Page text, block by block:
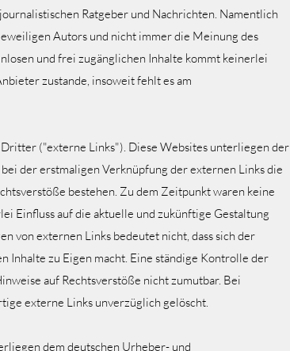
Ratgeber und Nachrichten. Namentlich
Autors und nicht immer die Meinung des
und frei zugänglichen Inhalte kommt keinerlei
zustande, insoweit fehlt es am
("externe Links"). Diese Websites unterliegen der
der erstmaligen Verknüpfung der externen Links die
bestehen. Zu dem Zeitpunkt waren keine
Einfluss auf die aktuelle und zukünftige Gestaltung
von externen Links bedeutet nicht, dass sich der
Inhalte zu Eigen macht. Eine ständige Kontrolle der
auf Rechtsverstöße nicht zumutbar. Bei
externe Links unverzüglich gelöscht.
dem deutschen Urheber- und